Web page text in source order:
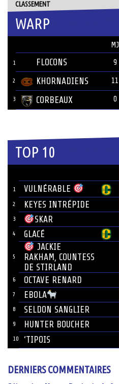
CLASSEMENT
WARP
MJ
1 FLOCONS 9
2 KHORNADIENS 11
3 CORBEAUX 0
TOP 10
1 VULNÉRABLE
2 KEYES INTRÉPIDE
3 SKAR
4 GLACÉ
5
JACKIE
RAKHAM, COUNTESS
DE STIRLAND
6 OCTAVE RENARD
7 EBOLA
8 SELDON SANGLIER
9 HUNTER BOUCHER
10 ‘TIPOIS
DERNIERS COMMENTAIRES